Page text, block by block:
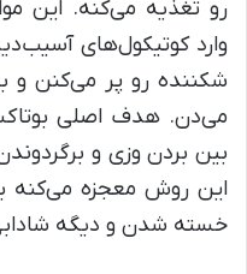
رو تغذیه می‌کنه. این
وارد کوتیکول‌های
شکننده رو پر می‌کنن
می‌دن. هدف اصلی بوتاکس
بین بردن وزی و
این روش معجزه می‌کنه
خسته شدن و دیگه